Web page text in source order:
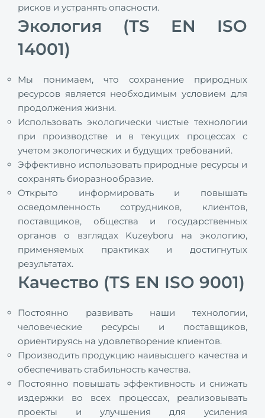
рисков и устранять опасности.
Экология (TS EN ISO
14001)
Мы понимаем, что сохранение природных
ресурсов является необходимым условием для
продолжения жизни.
Использовать экологически чистые технологии
при производстве и в текущих процессах с
учетом экологических и будущих требований.
Эффективно использовать природные ресурсы и
сохранять биоразнообразие.
Открыто информировать и повышать
осведомленность сотрудников, клиентов,
поставщиков, общества и государственных
органов о взглядах Kuzeyboru на экологию,
применяемых практиках и достигнутых
результатах.
Качество (TS EN ISO 9001)
Постоянно развивать наши технологии,
человеческие ресурсы и поставщиков,
ориентируясь на удовлетворение клиентов.
Производить продукцию наивысшего качества и
обеспечивать стабильность качества.
Постоянно повышать эффективность и снижать
издержки во всех процессах, реализовывать
проекты и улучшения для усиления